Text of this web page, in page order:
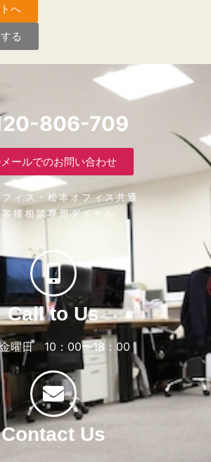
へ
る
806-709
メールでのお問い合わせ
ィス・松本オフィス共通
客様相談専用ダイヤル
Call to Us
曜日 10：00〜18：00
Contact Us